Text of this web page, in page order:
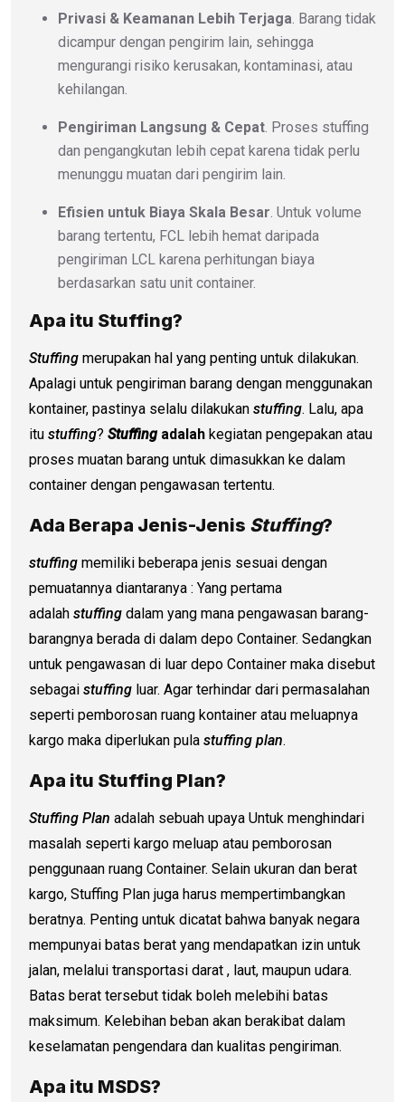
Privasi & Keamanan Lebih Terjaga. Barang tidak
dicampur dengan pengirim lain, sehingga
mengurangi risiko kerusakan, kontaminasi, atau
kehilangan.
Pengiriman Langsung & Cepat. Proses stuffing
dan pengangkutan lebih cepat karena tidak perlu
menunggu muatan dari pengirim lain.
Efisien untuk Biaya Skala Besar. Untuk volume
barang tertentu, FCL lebih hemat daripada
pengiriman LCL karena perhitungan biaya
berdasarkan satu unit container.
Apa itu Stuffing?
Stuffing merupakan hal yang penting untuk dilakukan.
Apalagi untuk pengiriman barang dengan menggunakan
kontainer, pastinya selalu dilakukan stuffing. Lalu, apa
itu stuffing? Stuffingadalah kegiatan pengepakan atau
proses muatan barang untuk dimasukkan ke dalam
container dengan pengawasan tertentu.
Ada Berapa Jenis-Jenis Stuffing?
stuffing memiliki beberapa jenis sesuai dengan
pemuatannya diantaranya : Yang pertama
adalah stuffing dalam yang mana pengawasan barang-
barangnya berada di dalam depo Container. Sedangkan
untuk pengawasan di luar depo Container maka disebut
sebagai stuffing luar. Agar terhindar dari permasalahan
seperti pemborosan ruang kontainer atau meluapnya
kargo maka diperlukan pula stuffing plan.
Apa itu Stuffing Plan?
Stuffing Plan adalah sebuah upaya Untuk menghindari
masalah seperti kargo meluap atau pemborosan
penggunaan ruang Container. Selain ukuran dan berat
kargo, Stuffing Plan juga harus mempertimbangkan
beratnya. Penting untuk dicatat bahwa banyak negara
mempunyai batas berat yang mendapatkan izin untuk
jalan, melalui transportasi darat , laut, maupun udara.
Batas berat tersebut tidak boleh melebihi batas
maksimum. Kelebihan beban akan berakibat dalam
keselamatan pengendara dan kualitas pengiriman.
Apa itu MSDS?